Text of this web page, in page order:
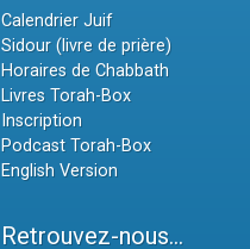
Calendrier Juif
Sidour (livre de prière)
Horaires de Chabbath
Livres Torah-Box
Inscription
Podcast Torah-Box
English Version
Retrouvez-nous...